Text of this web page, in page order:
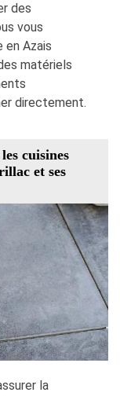
des
vous
Azais
matériels
directement.
cuisines
et ses
la